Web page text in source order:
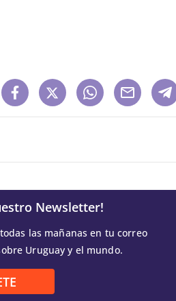
Newsletter!
las mañanas en tu correo
Uruguay y el mundo.